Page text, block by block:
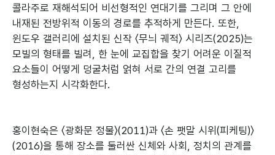
콜라주로 재해석되어 비선형적인 연대기를 그리며 그 안에
내재된 전방위적 이동의 경로를 추적하게 만든다. 또한,
윈도우 갤러리에 설치된 신작 〈무늬 궤적〉 시리즈(2025)는
모빌의 형태를 빌려, 한 눈에 교집합을 찾기 어려운 이질적
요소들이 어떻게 덩굴처럼 얽혀 서로 간의 연결 고리를
형성하는지 시각화한다.
홍이현숙은 〈광화문 정물〉(2011)과 〈손 팻말 시위(피케팅)〉
(2016)을 통해 장소를 둘러싼 신체와 사회, 정치의 관계를